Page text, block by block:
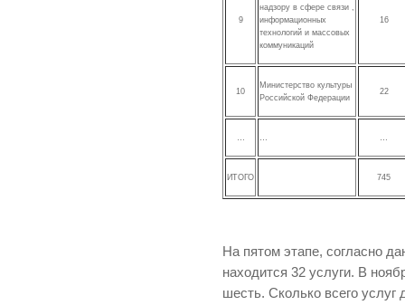
9
надзору в сфере связи ,
информационных
технологий и массовых
коммуникаций
16
10
Министерство культуры
Российской Федерации
22
… … …
ИТОГО 745
На пятом этапе, согласно
находится 32 услуги. В
шесть. Сколько всего